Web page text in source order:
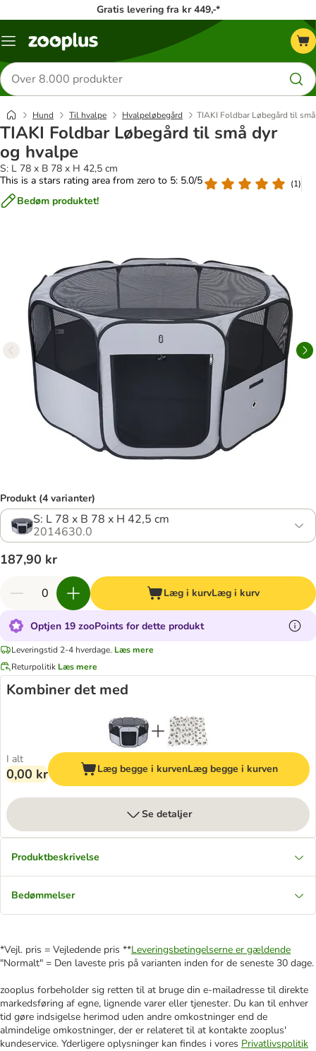
Gratis levering fra kr 449,-*
Menu
Søg
efter
produkter
Hund Til hvalpe Hvalpeløbegård TIAKI Foldbar Løbegård til
TIAKI Foldbar Løbegård til små dyr
og hvalpe
S: L 78 x B 78 x H 42,5 cm
This is a stars rating area from zero to 5: 5.0/5
(1)
Bedøm produktet!
Produkt (4 varianter)
S: L 78 x B 78 x H 42,5 cm
2014630.0
187,90 kr
Læg i kurvLæg i kurv
Optjen 19 zooPoints for dette produkt
Leveringstid 2-4 hverdage. Læs mere
Returpolitik Læs mere
Kombiner det med
I alt
0,00 kr Læg begge i kurvenLæg begge i kurven
Se detaljer
Produktbeskrivelse
Bedømmelser
*Vejl. pris = Vejledende pris **Leveringsbetingelserne er gældende
"Normalt" = Den laveste pris på varianten inden for de seneste 30 dage.
zooplus forbeholder sig retten til at bruge din e-mailadresse til direkte
markedsføring af egne, lignende varer eller tjenester. Du kan til enhver
tid gøre indsigelse herimod uden andre omkostninger end de
almindelige omkostninger, der er relateret til at kontakte zooplus'
kundeservice. Yderligere oplysninger kan findes i vores Privatlivspolitik